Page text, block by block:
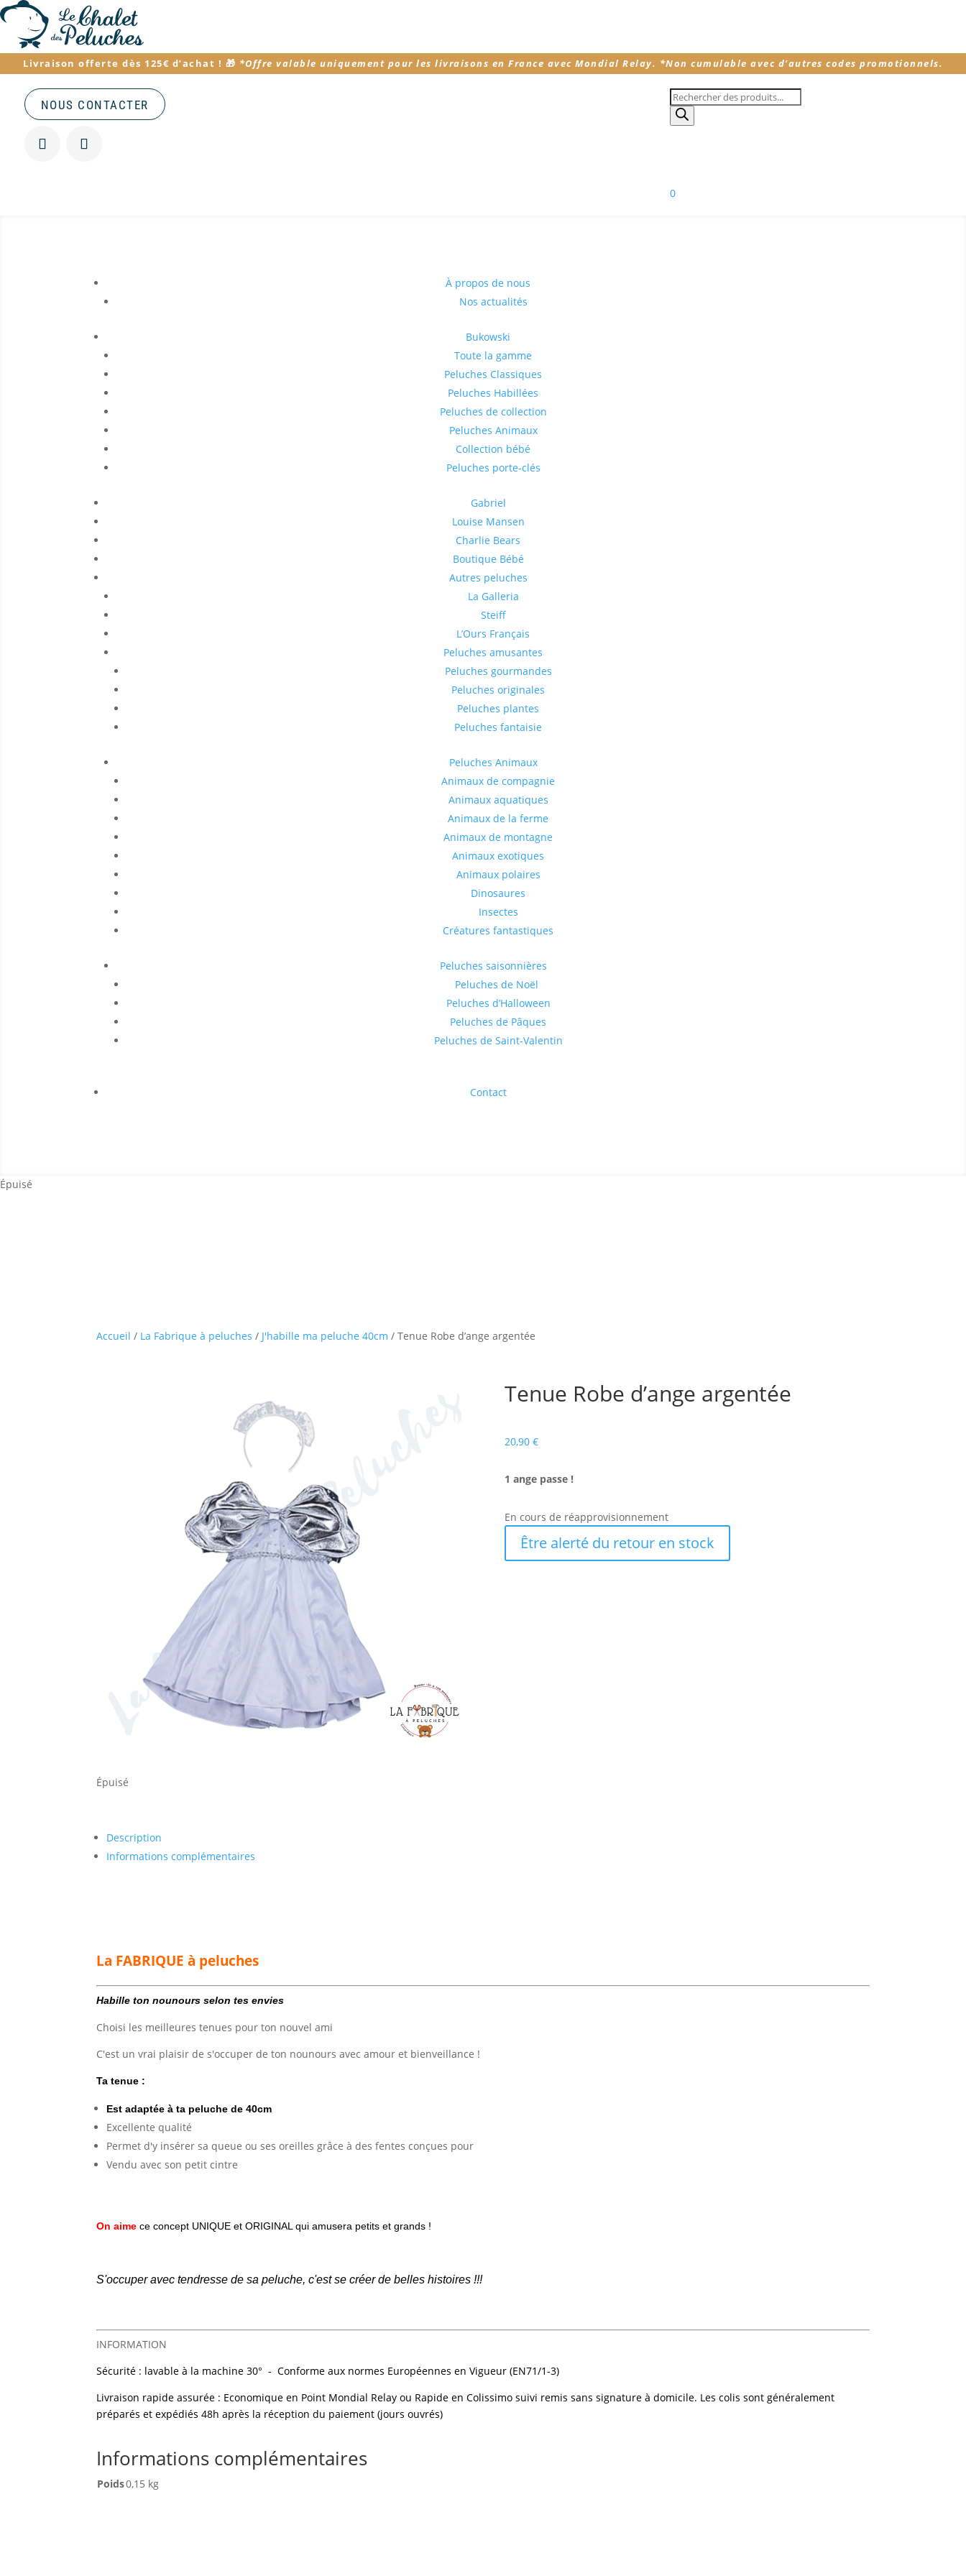
Livraison offerte dès 125€ d’achat ! 🎁 *Offre valable uniquement pour les livraisons en France avec Mondial Relay. *Non cumulable avec d’autres codes promotionnels.
NOUS CONTACTER
Recherche
de
produits
0
À propos de nous
Nos actualités
Bukowski
Toute la gamme
Peluches Classiques
Peluches Habillées
Peluches de collection
Peluches Animaux
Collection bébé
Peluches porte-clés
Gabriel
Louise Mansen
Charlie Bears
Boutique Bébé
Autres peluches
La Galleria
Steiff
L’Ours Français
Peluches amusantes
Peluches gourmandes
Peluches originales
Peluches plantes
Peluches fantaisie
Peluches Animaux
Animaux de compagnie
Animaux aquatiques
Animaux de la ferme
Animaux de montagne
Animaux exotiques
Animaux polaires
Dinosaures
Insectes
Créatures fantastiques
Peluches saisonnières
Peluches de Noël
Peluches d’Halloween
Peluches de Pâques
Peluches de Saint-Valentin
Contact
Épuisé
Accueil / La Fabrique à peluches / J'habille ma peluche 40cm / Tenue Robe d’ange argentée
Épuisé
Tenue Robe d’ange argentée
20,90 €
1 ange passe !
En cours de réapprovisionnement
Être alerté du retour en stock
Description
Informations complémentaires
La FABRIQUE à peluches
Habille ton nounours selon tes envies
Choisi les meilleures tenues pour ton nouvel ami
C'est un vrai plaisir de s'occuper de ton nounours avec amour et bienveillance !
Ta tenue :
Est adaptée à ta peluche de 40cm
Excellente qualité
Permet d'y insérer sa queue ou ses oreilles grâce à des fentes conçues pour
Vendu avec son petit cintre
On aime ce concept UNIQUE et ORIGINAL qui amusera petits et grands !
S'occuper avec tendresse de sa peluche, c'est se créer de belles histoires !!!
INFORMATION
Sécurité : lavable à la machine 30° - Conforme aux normes Européennes en Vigueur (EN71/1-3)
Livraison rapide assurée : Economique en Point Mondial Relay ou Rapide en Colissimo suivi remis sans signature à domicile. Les colis sont généralement
préparés et expédiés 48h après la réception du paiement (jours ouvrés)
Informations complémentaires
Poids0,15 kg